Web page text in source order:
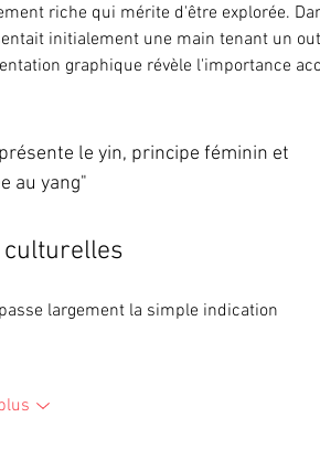
riche qui mérite d'être explorée.
initialement une main tenant un
graphique révèle l'importance
le yin, principe féminin et
au yang"
largement la simple indication